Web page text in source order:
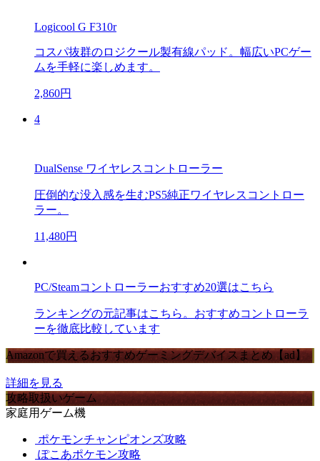
Logicool G F310r
コスパ抜群のロジクール製有線パッド。幅広いPCゲー
ムを手軽に楽しめます。
2,860円
4
DualSense ワイヤレスコントローラー
圧倒的な没入感を生むPS5純正ワイヤレスコントロー
ラー。
11,480円
PC/Steamコントローラーおすすめ20選はこちら
ランキングの元記事はこちら。おすすめコントローラ
ーを徹底比較しています
Amazonで買えるおすすめゲーミングデバイスまとめ【ad】
詳細を見る
攻略取扱いゲーム
家庭用ゲーム機
ポケモンチャンピオンズ攻略
ぽこあポケモン攻略